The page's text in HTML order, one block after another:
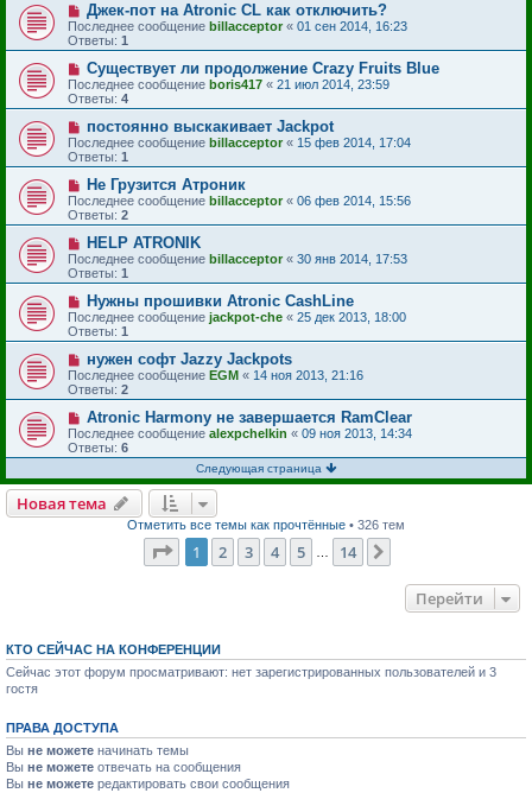
Джек-пот на Atronic CL как отключить?
Последнее сообщение billacceptor « 01 сен 2014, 16:23
Ответы: 1
Существует ли продолжение Crazy Fruits Blue
Последнее сообщение boris417 « 21 июл 2014, 23:59
Ответы: 4
постоянно выскакивает Jackpot
Последнее сообщение billacceptor « 15 фев 2014, 17:04
Ответы: 1
Не Грузится Атроник
Последнее сообщение billacceptor« 06 фев 2014, 15:56
Ответы: 2
HELP ATRONIK
Последнее сообщение billacceptor « 30 янв 2014, 17:53
Ответы: 1
Нужны прошивки Atronic CashLine
Последнее сообщение jackpot-che « 25 дек 2013, 18:00
Ответы: 1
нужен софт Jazzy Jackpots
Последнее сообщение EGM « 14 ноя 2013, 21:16
Ответы: 2
Atronic Harmony не завершается RamClear
Последнее сообщение alexpchelkin « 09 ноя 2013, 14:34
Ответы: 6
Следующая страница
Новая тема
Отметить все темы как прочтённые • 326 тем
Страница из 14
1 2 3 4 5 14
Перейти
КТО СЕЙЧАС НА КОНФЕРЕНЦИИ
Сейчас этот форум просматривают: нет зарегистрированных пользователей и 3
гостя
ПРАВА ДОСТУПА
Вы не можете начинать темы
Вы не можете отвечать на сообщения
Вы не можете редактировать свои сообщения